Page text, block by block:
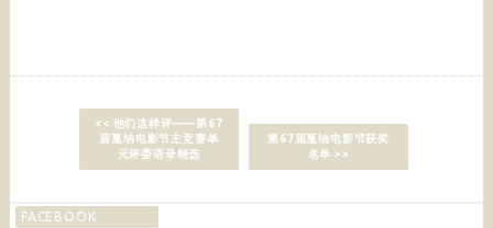
<< 他们这样评——第67
届戛纳电影节主竞赛单
元评委语录精选
第67届戛纳电影节获奖
名单 >>
FACEBOOK